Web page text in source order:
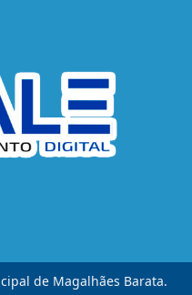
de Magalhães Barata.